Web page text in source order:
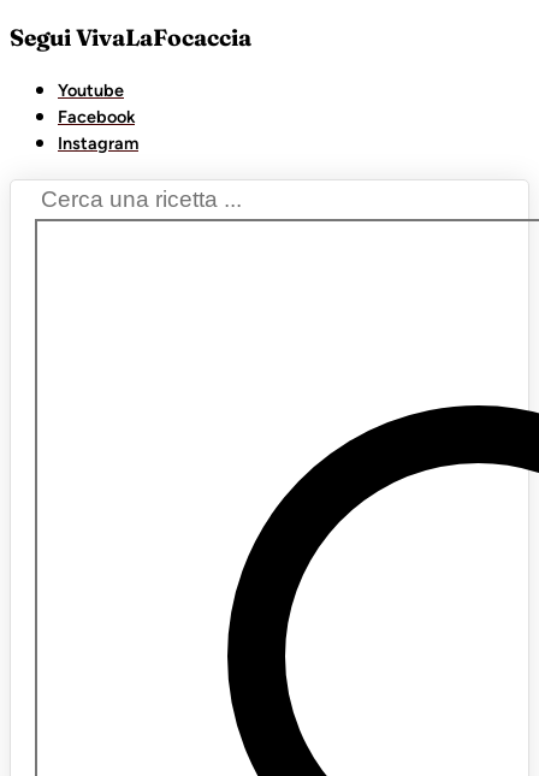
Segui VivaLaFocaccia
Youtube
Facebook
Instagram
Search
...